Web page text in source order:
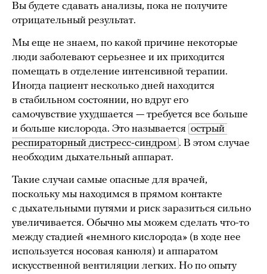
Вы будете сдавать анализы, пока не получите
отрицательный результат.
Мы еще не знаем, по какой причине некоторые
люди заболевают серьезнее и их приходится
помещать в отделение интенсивной терапии.
Иногда пациент несколько дней находится
в стабильном состоянии, но вдруг его
самочувствие ухудшается — требуется все больше
и больше кислорода. Это называется острый
респираторный дистресс-синдром . В этом случае
необходим дыхательный аппарат.
Такие случаи самые опасные для врачей,
поскольку мы находимся в прямом контакте
с дыхательными путями и риск заразиться сильно
увеличивается. Обычно мы можем сделать что-то
между стадией «немного кислорода» (в ходе нее
используется носовая канюля) и аппаратом
искусственной вентиляции легких. Но по опыту